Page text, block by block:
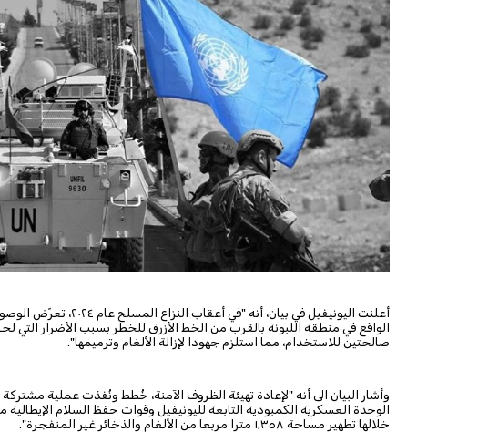
أعلنت اليونيفيل في
الواقع في منطقة اللبونة بالقرب من الخط الأزرق للخطر بسبب الأضرار التي
صالحتين للاستخدام، مما استلزم جهودا لإزالة الألغام وترميمها".
وأشار البيان الى أنه "لإعادة تهيئة الظروف الآمنة، خُطط ونُفذت عملية
الوحدة العسكرية الكمبودية التابعة لليونيفيل وقوات حفظ السلام الإيطالية
خلالها تطهير مساحة ١٫٣٥٨ مترا مربعا من الألغام والذخائر غير المنفجرة".